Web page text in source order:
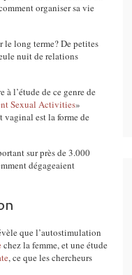
organiser sa vie
le long terme? De petites
nuit de relations
l’étude de ce genre de
Sexual Activities»
vaginal est la forme de
sur près de 3.000
dégageaient
que l’autostimulation
chez la femme, et une étude
, ce que les chercheurs